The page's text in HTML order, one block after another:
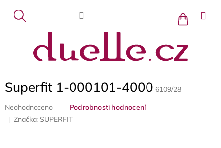
obsah
Nákupní
košík
Superfit 1-000101-4000 6109/28
Průměrné
produktu
Neohodnoceno
Podrobnosti hodnocení
Značka: SUPERFIT